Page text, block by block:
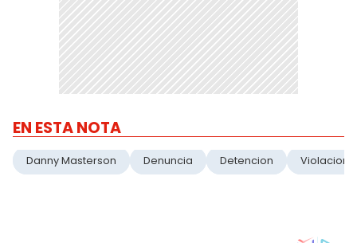
EN ESTA NOTA
Danny Masterson Denuncia Detencion Violacion